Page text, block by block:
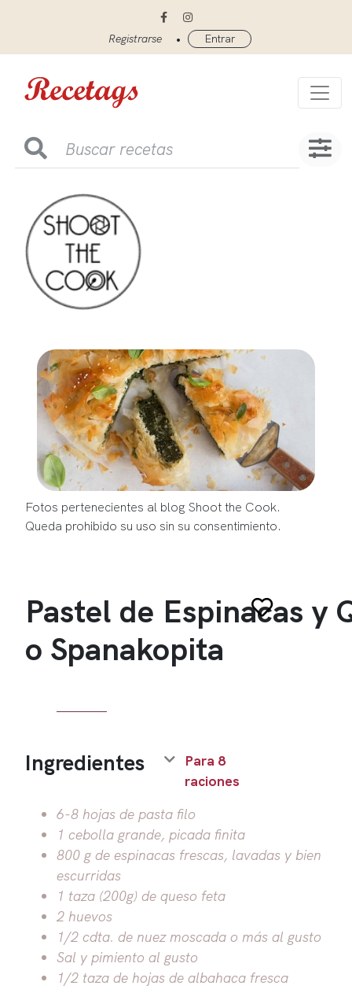
Registrarse • Entrar
Fotos pertenecientes al blog Shoot the Cook.
Queda prohibido su uso sin su consentimiento.
Pastel de Espinacas y
o Spanakopita
Ingredientes
Para 8
raciones
6-8 hojas de pasta filo
1 cebolla grande, picada finita
800 g de espinacas frescas, lavadas y bien
escurridas
1 taza (200g) de queso feta
2 huevos
1/2 cdta. de nuez moscada o más al gusto
Sal y pimiento al gusto
1/2 taza de hojas de albahaca fresca